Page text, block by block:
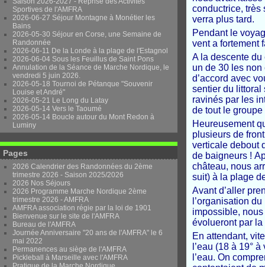
Sportives de l'AMFRA
2026-06-27 Séjour Montagne à Monétier les
Bains
2026-05-30 Séjour en Corse, une Semaine de
Randonnée
2026-06-11 De la Londe à la plage de l'Estagnol
2026-06-04 Sous les Feuillus de Saint Pons
Annulation de la Séance de Marche Nordique, le
vendredi 5 juin 2026.
2026-05-18 Tournoi de Pétanque "Souvenir
Louise et André"
2026-05-21 Le Long du Latay
2026-05-14 Vers le Taoumé
2026-05-14 Boucle autour du Mont Redon à
Luminy
Pages
2026 Calendrier des Randonnées du 2ème
trimestre 2026 - Saison 2025/2026
2026 Nos Séjours
2026 Programme Marche Nordique 2ème
trimestre 2026 - AMFRA
AMFRA association régie par la loi de 1901
Bienvenue sur le site de l'AMFRA
Bureau de l'AMFRA
Journée Anniversaire "20 ans de l'AMFRA" le 6
mai 2022
Permanences au siège de l'AMFRA
Pickleball à Marseille avec l'AMFRA
conductrice, très
verra plus tard.
Pendant le
vent a fortement
A la descente
un de 30 les non
d’accord avec
sentier du littoral
ravinés par les
de tout le
Heureusement
plusieurs de
verticale debout
de baigneurs !
château, nous
suit) à la plage
Avant d’aller
l’organisation
impossible,
évolueront par la
En attendant,
l’eau (18 à 19°
l’eau. On